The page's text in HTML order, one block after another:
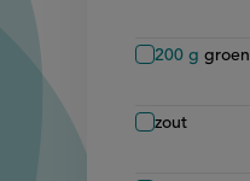
200 g
zout